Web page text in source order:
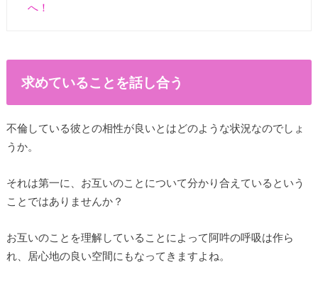
へ！
求めていることを話し合う
不倫している彼との相性が良いとはどのような状況なのでしょ
うか。
それは第一に、お互いのことについて分かり合えているという
ことではありませんか？
お互いのことを理解していることによって阿吽の呼吸は作ら
れ、居心地の良い空間にもなってきますよね。